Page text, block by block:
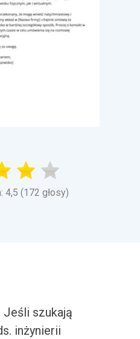
4,5 (172 głosy)
Jeśli szukają
inżynierii